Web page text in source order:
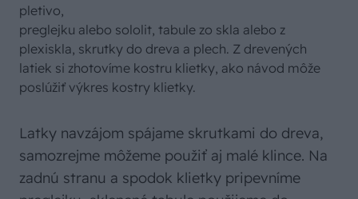
pletivo,
preglejku alebo sololit, tabule zo skla alebo z
plexiskla, skrutky do dreva a plech. Z drevených
latiek si zhotovíme kostru klietky, ako návod môže
poslúžiť výkres kostry klietky.
Latky navzájom spájame skrutkami do dreva,
samozrejme môžeme použiť aj malé klince. Na
zadnú stranu a spodok klietky pripevníme